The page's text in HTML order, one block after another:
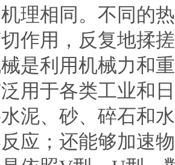
理相同。不同的
作用，反复地揉
是利用机械力和
用于各类工业和
泥、砂、碎石和
应；还能够加速